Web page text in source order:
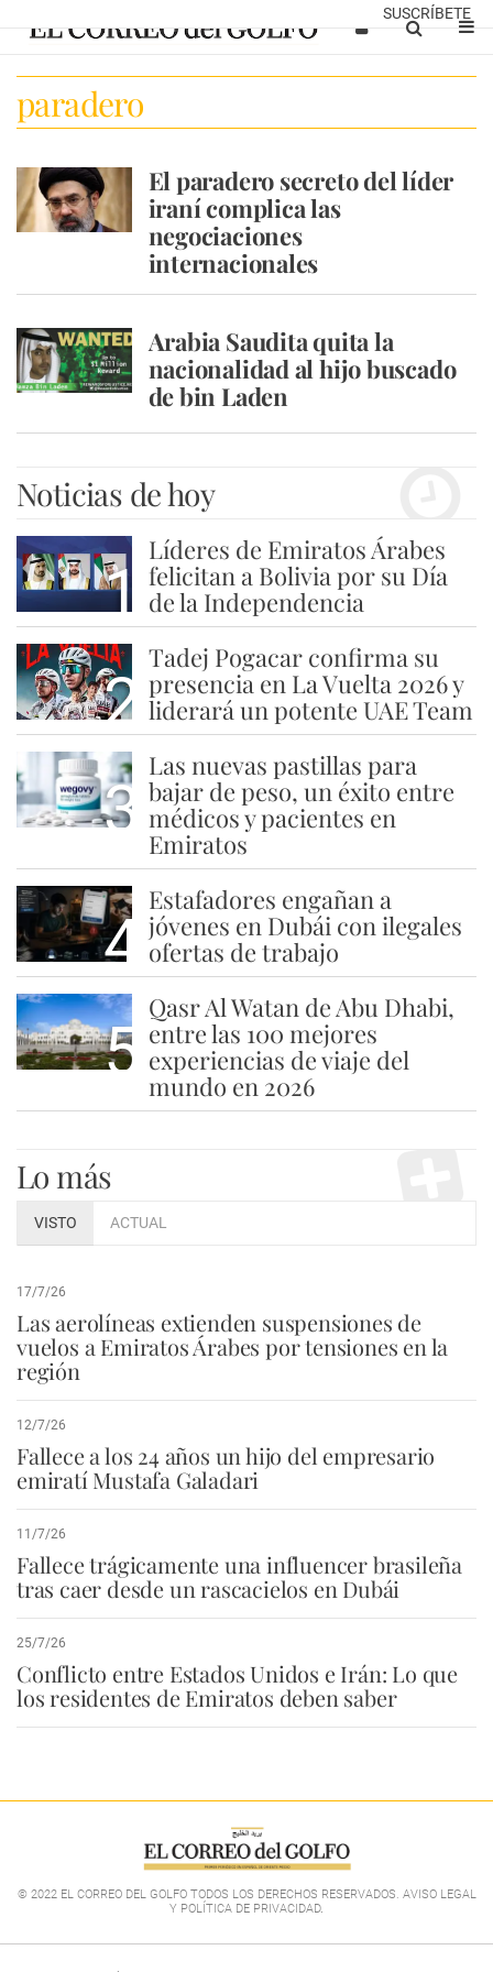
SUSCRÍBETE
paradero
El paradero secreto del líder
iraní complica las
negociaciones
internacionales
Arabia Saudita quita la
nacionalidad al hijo buscado
de bin Laden
Noticias de hoy
1
Líderes de Emiratos Árabes
felicitan a Bolivia por su Día
de la Independencia
2
Tadej Pogacar confirma su
presencia en La Vuelta 2026 y
liderará un potente UAE Team
3
Las nuevas pastillas para
bajar de peso, un éxito entre
médicos y pacientes en
Emiratos
4
Estafadores engañan a
jóvenes en Dubái con ilegales
ofertas de trabajo
5
Qasr Al Watan de Abu Dhabi,
entre las 100 mejores
experiencias de viaje del
mundo en 2026
Lo más
VISTO ACTUAL
17/7/26
Las aerolíneas extienden suspensiones de
vuelos a Emiratos Árabes por tensiones en la
región
12/7/26
Fallece a los 24 años un hijo del empresario
emiratí Mustafa Galadari
11/7/26
Fallece trágicamente una influencer brasileña
tras caer desde un rascacielos en Dubái
25/7/26
Conflicto entre Estados Unidos e Irán: Lo que
los residentes de Emiratos deben saber
© 2022 EL CORREO DEL GOLFO TODOS LOS DERECHOS RESERVADOS. AVISO LEGAL
Y POLÍTICA DE PRIVACIDAD.